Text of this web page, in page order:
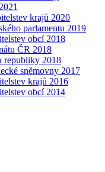
krajů 2020
parlamentu 2019
obcí 2018
ČR 2018
republiky 2018
sněmovny 2017
krajů 2016
obcí 2014